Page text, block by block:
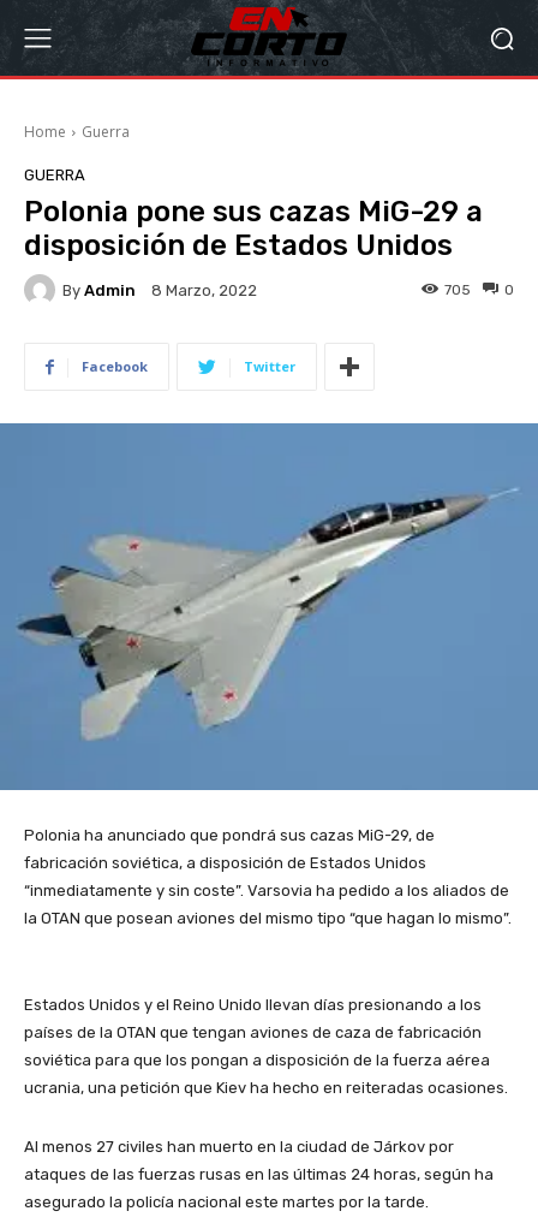
Home Guerra
GUERRA
Polonia pone sus cazas MiG-29 a
disposición de Estados Unidos
By Admin 8 Marzo, 2022 0
705
Facebook Twitter
Polonia ha anunciado que pondrá sus cazas MiG-29, de
fabricación soviética, a disposición de Estados Unidos
“inmediatamente y sin coste”. Varsovia ha pedido a los aliados de
la OTAN que posean aviones del mismo tipo “que hagan lo mismo”.
Estados Unidos y el Reino Unido llevan días presionando a los
países de la OTAN que tengan aviones de caza de fabricación
soviética para que los pongan a disposición de la fuerza aérea
ucrania, una petición que Kiev ha hecho en reiteradas ocasiones.
Al menos 27 civiles han muerto en la ciudad de Járkov por
ataques de las fuerzas rusas en las últimas 24 horas, según ha
asegurado la policía nacional este martes por la tarde.